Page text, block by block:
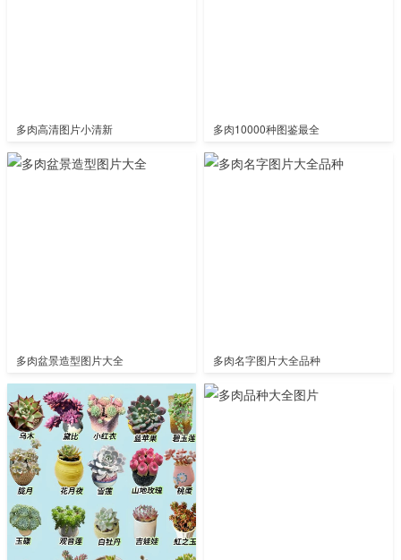
多肉高清图片小清新 多肉10000种图鉴最全
多肉盆景造型图片大全 多肉名字图片大全品种